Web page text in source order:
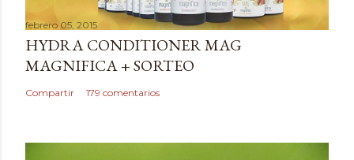
a
r
u
n
c
febrero 05, 2015
HYDRA CONDITIONER MAG
MAGNIFICA + SORTEO
Compartir 179 comentarios